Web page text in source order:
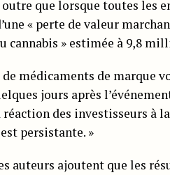
que lorsque toutes les
« perte de valeur
cannabis » estimée à 9,8
médicaments de marque
jours après
réaction des investisseurs à
persistante. »
auteurs ajoutent que les